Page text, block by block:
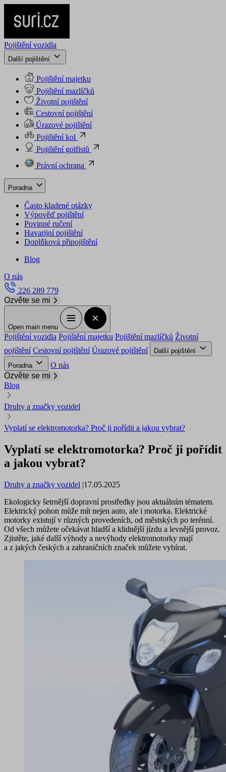
Pojištění vozidla
Další pojištění
Pojištění majetku
Pojištění mazlíčků
Životní pojištění
Cestovní pojištění
Úrazové pojištění
Pojištění kol
Pojištění golfistů
Právní ochrana
Poradna
Často kladené otázky
Výpověď pojištění
Povinné ručení
Havarijní pojištění
Doplňková připojištění
Blog
O nás
226 289 779
Ozvěte se mi
Open main menu
Pojištění vozidla Pojištění majetku Pojištění mazlíčků Životní
pojištění Cestovní pojištění Úrazové pojištění
Další pojištění
Poradna
O nás
Ozvěte se mi
Blog
Druhy a značky vozidel
Vyplatí se elektromotorka? Proč ji pořídit a jakou vybrat?
Vyplatí se elektromotorka? Proč ji pořídit
a jakou vybrat?
Druhy a značky vozidel |17.05.2025
Ekologicky šetrnější dopravní prostředky jsou aktuálním tématem.
Elektrický pohon může mít nejen auto, ale i motorka. Elektrické
motorky existují v různých provedeních, od městských po terénní.
Od všech můžete očekávat hladší a klidnější jízdu a levnější provoz.
Zjistěte, jaké další výhody a nevýhody elektromotorky mají
a z jakých českých a zahraničních značek můžete vybírat.